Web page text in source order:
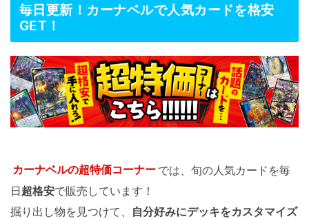
毎日更新！カーナベルで人気カードを格安
GET！
カーナベルの超特価コーナー では、旬の人気カードを毎
日超格安で販売しています！
掘り出し物を見つけて、 自分好みにデッキをカスタマイズ